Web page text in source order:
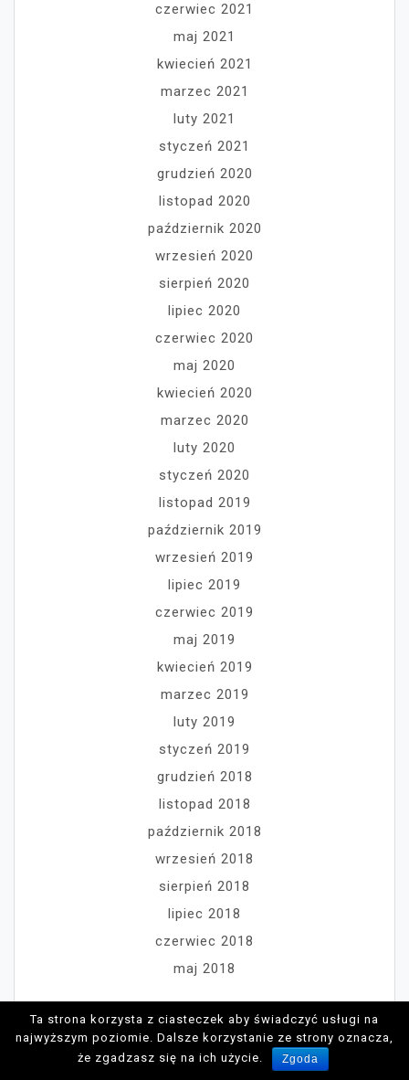
czerwiec 2021
maj 2021
kwiecień 2021
marzec 2021
luty 2021
styczeń 2021
grudzień 2020
listopad 2020
październik 2020
wrzesień 2020
sierpień 2020
lipiec 2020
czerwiec 2020
maj 2020
kwiecień 2020
marzec 2020
luty 2020
styczeń 2020
listopad 2019
październik 2019
wrzesień 2019
lipiec 2019
czerwiec 2019
maj 2019
kwiecień 2019
marzec 2019
luty 2019
styczeń 2019
grudzień 2018
listopad 2018
październik 2018
wrzesień 2018
sierpień 2018
lipiec 2018
czerwiec 2018
maj 2018
Ta strona korzysta z ciasteczek aby świadczyć usługi na
najwyższym poziomie. Dalsze korzystanie ze strony oznacza,
że zgadzasz się na ich użycie.
Zgoda